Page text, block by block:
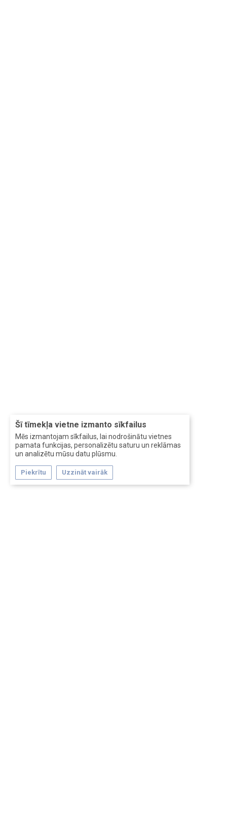
Šī tīmekļa vietne izmanto sīkfailus
Mēs izmantojam sīkfailus, lai nodrošinātu vietnes
pamata funkcijas, personalizētu saturu un reklāmas
un analizētu mūsu datu plūsmu.
Piekrītu Uzzināt vairāk